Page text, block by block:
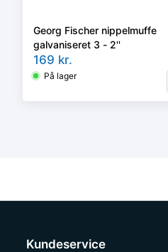
Georg Fischer nippelmuffe
galvaniseret 3 - 2''
169 kr.
På lager
Kundeservice